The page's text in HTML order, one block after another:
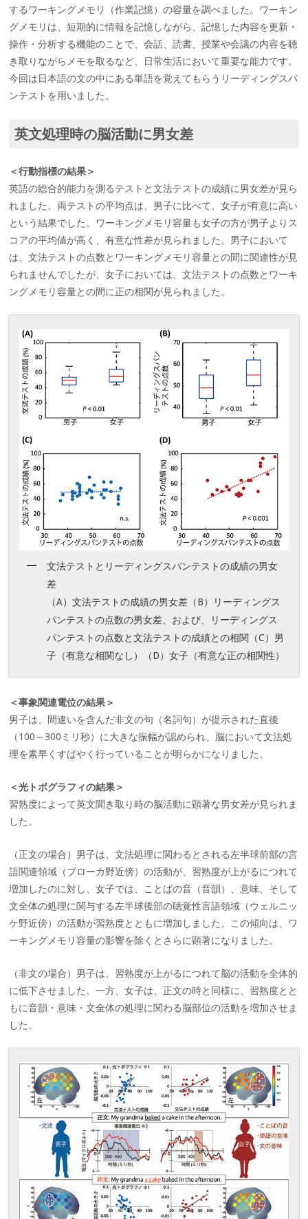
するワーキングメモリ（作業記憶）の容量を調べました。ワーキン
グメモリは、短期的に情報を記憶しながら、記憶した内容を更新・
操作・分析する機能のことで、会話、読書、授業や会議の内容を聴
き取りながらメモを取るなど、日常生活において重要な能力です。
今回は日本語の文の中にある単語を覚えてもらうリーディングスパ
ンテストを用いました。
英文処理時の脳活動に男女差
＜行動指標の結果＞
英語の総合的能力を測るテストと文法テストの成績に男女差が見ら
れました。両テストの平均点は、男子に比べて、女子が有意に高い
という結果でした。ワーキングメモリ容量も女子の方が男子よりス
コアの平均値が高く、有意な性差が見られました。男子において
は、文法テストの点数とワーキングメモリ容量との間に関連性が見
られませんでしたが、女子においては、文法テストの点数とワーキ
ングメモリ容量との間に正の相関が見られました。
文法テストとリーディングスパンテストの成績の男女
差
（A）文法テストの成績の男女差（B）リーディングス
パンテストの点数の男女差、および、リーディングス
パンテストの点数と文法テストの成績との相関（C）男
子（有意な相関なし）（D）女子（有意な正の相関性）
＜事象関連電位の結果＞
男子は、間違いを含んだ非文の句（名詞句）が提示された直後
（100～300ミリ秒）に大きな振幅が認められ、脳において文法処
理を素早くすばやく行っていることが明らかになりました。
＜光トポグラフィの結果＞
習熟度によって英文聞き取り時の脳活動に顕著な男女差が見られま
した。
（正文の場合）男子は、文法処理に関わるとされる左半球前部の言
語関連領域（ブローカ野近傍）の活動が、習熟度が上がるにつれて
増加したのに対し、女子では、ことばの音（音韻）、意味、そして
文全体の処理に関与する左半球後部の聴覚性言語領域（ウェルニッ
ケ野近傍）の活動が習熟度とともに増加しました。この傾向は、ワ
ーキングメモリ容量の影響を除くとさらに顕著になりました。
（非文の場合）男子は、習熟度が上がるにつれて脳の活動を全体的
に低下させました。一方、女子は、正文の時と同様に、習熟度とと
もに音韻・意味・文全体の処理に関わる脳部位の活動を増加させま
した。